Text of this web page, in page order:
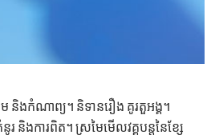
និងកំណាព្យ។ និទានរឿង គូរតួអង្គ។
រ និងការពិត។ ស្រមៃមើលវគ្គបន្តនៃខ្សែ